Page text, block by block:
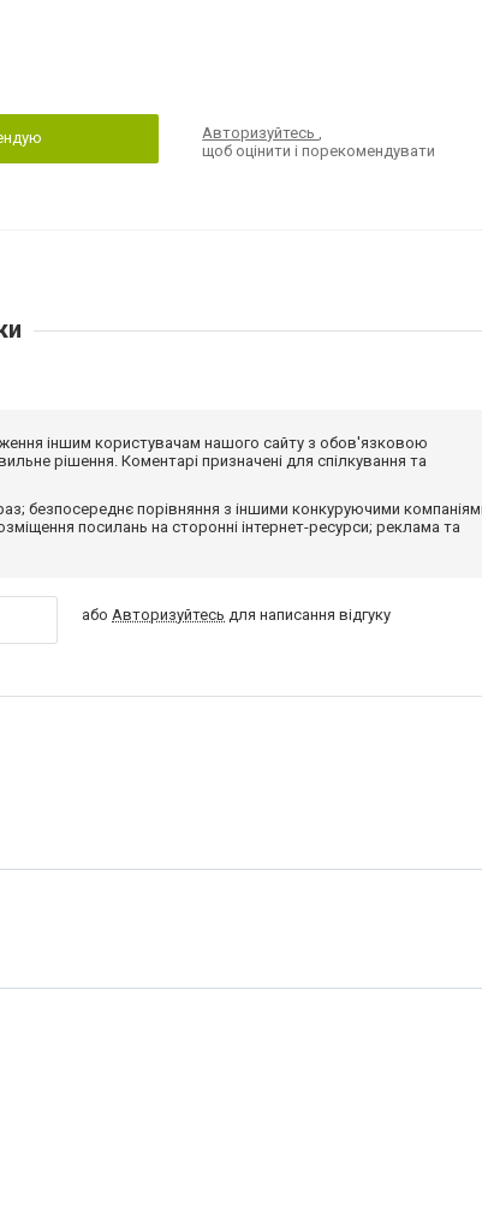
Авторизуйтесь,
щоб оцінити і порекомендувати
іншим користувачам нашого сайту з обов'язковою
рішення. Коментарі призначені для спілкування та
безпосереднє порівняння з іншими конкуруючими
посилань на сторонні інтернет-ресурси; реклама та
абоАвторизуйтесь для написання відгуку